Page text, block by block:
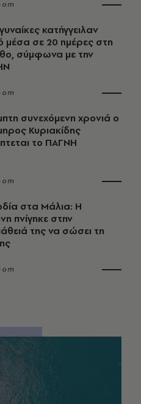
κατήγγειλαν
μέσα σε 20 ημέρες στη
σύμφωνα με την
συνεχόμενη χρονιά ο
Κυριακίδης
το ΠΑΓΝΗ
στα Μάλια: Η
πνίγηκε στην
της να σώσει τη